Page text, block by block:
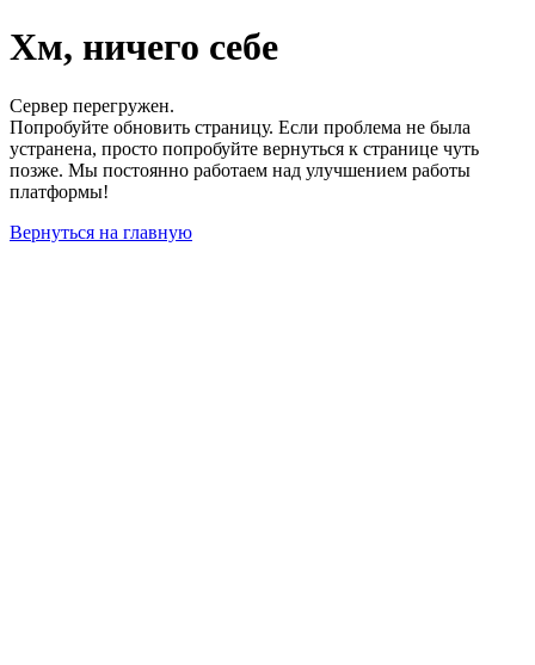
Хм, ничего себе
Сервер перегружен.
Попробуйте обновить страницу. Если проблема не была
устранена, просто попробуйте вернуться к странице чуть
позже. Мы постоянно работаем над улучшением работы
платформы!
Вернуться на главную